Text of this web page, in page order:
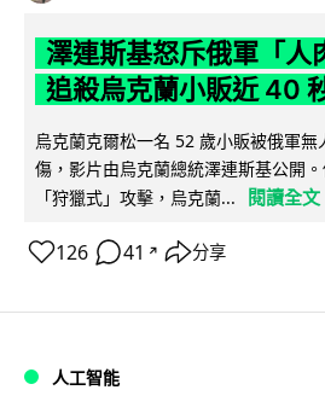
澤連斯基怒斥俄軍「人
追殺烏克蘭小販近 40
烏克蘭克爾松一名 52 歲小販被俄軍
傷，影片由烏克蘭總統澤連斯基公開
「狩獵式」攻擊，烏克蘭...
閱讀全文
126 41 ↗ 分享
人工智能